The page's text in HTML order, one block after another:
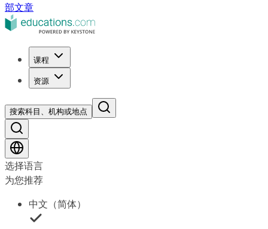
部文章
课程
资源
搜索科目、机构或地点
选择语言
为您推荐
中文（简体）